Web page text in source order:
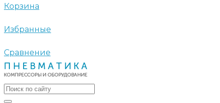
Корзина
Избранные
Сравнение